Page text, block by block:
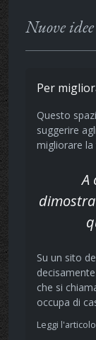
Nuove idee
Per
Questo
suggerire
migliorare
A
Su un sito
che si
occupa di
Leggi l'articolo